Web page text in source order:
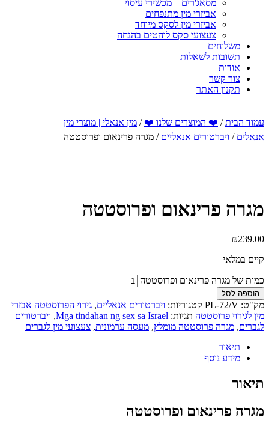
מסאג'רים – מכשירי עיסוי
אביזרי מין מתנפחים
אביזרי מין לסקס מיוחד
צעצועי סקס לוהטים בהנחה
משלוחים
תשובות לשאלות
אודות
צור קשר
תקנון האתר
עמוד הבית/ ❤️ המוצרים שלנו ❤️ / מין אנאלי | מוצרי מין
אנאלים / ויברטורים אנאליים / מגרה פרינאום ופרוסטטה
מגרה פרינאום ופרוסטטה
₪239.00
קיים במלאי
כמות של מגרה פרינאום ופרוסטטה
הוספה לסל
מק"ט: PL-72/V קטגוריות: ויברטורים אנאליים, גירוי הפרוסטטה אבזרי
מין לגירוי פרוסטטה תגיות: Mga tindahan ng sex sa Israel
, ויברטורים
לגברים, מגרה פרוסטטה מומלץ, מעסה ערמונית, צעצועי מין לגברים
תיאור
מידע נוסף
תיאור
מגרה פרינאום ופרוסטטה